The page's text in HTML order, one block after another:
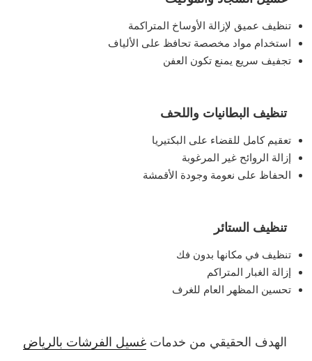
تنظيف عميق لإزالة الأوساخ المتراكمة
استخدام مواد مخصصة تحافظ على الألياف
تجفيف سريع يمنع تكون العفن
تنظيف البطانيات واللحف
تعقيم كامل للقضاء على البكتيريا
إزالة الروائح غير المرغوبة
الحفاظ على نعومة وجودة الأقمشة
تنظيف الستائر
تنظيف في مكانها بدون فك
إزالة الغبار المتراكم
تحسين المظهر العام للغرف
الهدف الحقيقي من خدمات غسيل الفرشات بالرياض